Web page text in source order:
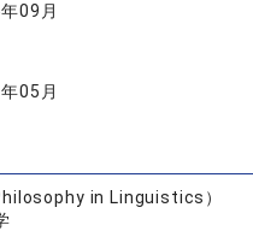
09月
05月
in Linguistics）